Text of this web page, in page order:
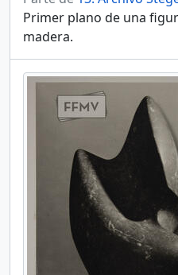
Primer plano de una
madera.